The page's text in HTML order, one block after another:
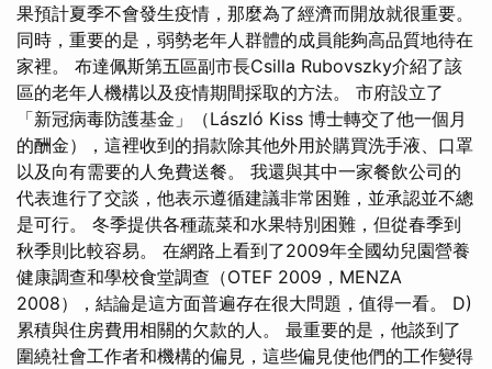
果預計夏季不會發生疫情，那麼為了經濟而開放就很重要。
同時，重要的是，弱勢老年人群體的成員能夠高品質地待在
家裡。 布達佩斯第五區副市長Csilla Rubovszky介紹了該
區的老年人機構以及疫情期間採取的方法。 市府設立了
「新冠病毒防護基金」（László Kiss 博士轉交了他一個月
的酬金），這裡收到的捐款除其他外用於購買洗手液、口罩
以及向有需要的人免費送餐。 我還與其中一家餐飲公司的
代表進行了交談，他表示遵循建議非常困難，並承認並不總
是可行。 冬季提供各種蔬菜和水果特別困難，但從春季到
秋季則比較容易。 在網路上看到了2009年全國幼兒園營養
健康調查和學校食堂調查（OTEF 2009，MENZA
2008），結論是這方面普遍存在很大問題，值得一看。 D)
累積與住房費用相關的欠款的人。 最重要的是，他談到了
圍繞社會工作者和機構的偏見，這些偏見使他們的工作變得